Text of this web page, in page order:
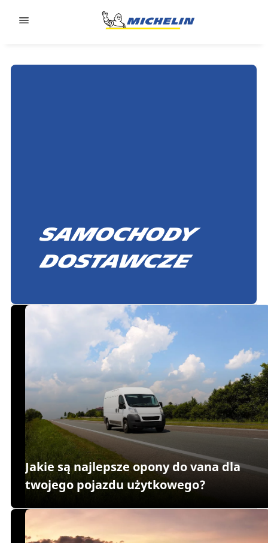
Samochody
dostawcze
Jakie są najlepsze opony do vana dla
twojego pojazdu użytkowego?